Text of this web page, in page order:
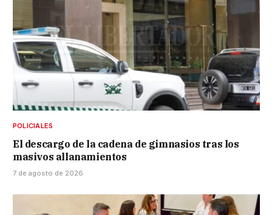
POLICIALES
El descargo de la cadena de gimnasios tras los
masivos allanamientos
7 de agosto de 2026